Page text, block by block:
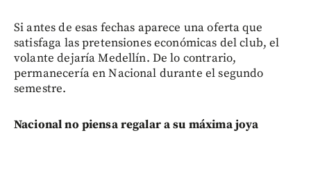
Si antes de esas fechas aparece una oferta que
satisfaga las pretensiones económicas del club, el
volante dejaría Medellín. De lo contrario,
permanecería en Nacional durante el segundo
semestre.
Nacional no piensa regalar a su máxima joya